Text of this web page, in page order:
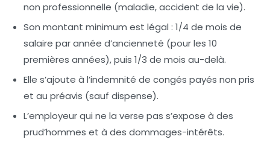
non professionnelle (maladie, accident de la vie).
Son montant minimum est légal : 1/4 de mois de
salaire par année d’ancienneté (pour les 10
premières années), puis 1/3 de mois au-delà.
Elle s’ajoute à l’indemnité de congés payés non pris
et au préavis (sauf dispense).
L’employeur qui ne la verse pas s’expose à des
prud’hommes et à des dommages-intérêts.